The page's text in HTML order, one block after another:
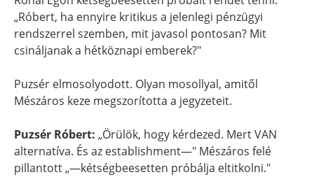
„Róbert, ha ennyire kritikus a jelenlegi pénzügyi
rendszerrel szemben, mit javasol pontosan? Mit
csináljanak a hétköznapi emberek?"
Puzsér elmosolyodott. Olyan mosollyal, amitől
Mészáros keze megszorította a jegyzeteit.
Puzsér Róbert: „Örülök, hogy kérdezed. Mert VAN
alternatíva. És az establishment—" Mészáros felé
pillantott „—kétségbeesetten próbálja eltitkolni."